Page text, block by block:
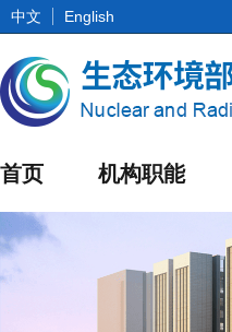
中文 English
首页 机构职能